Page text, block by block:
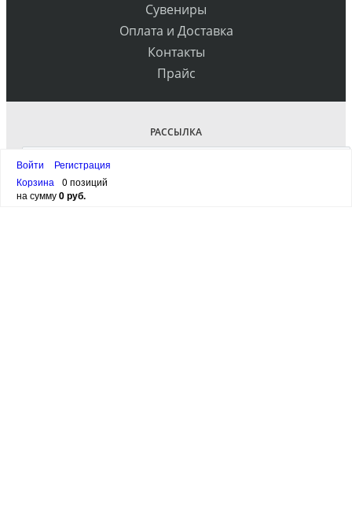
Сувениры
Оплата и Доставка
Контакты
Прайс
РАССЫЛКА
Войти
Регистрация
Корзина
0 позиций
на сумму0 руб.